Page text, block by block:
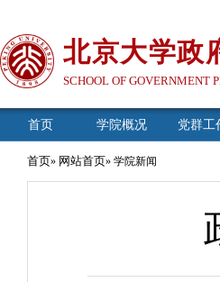
北京大学政
SCHOOL OF GOVERNMENT
首页 学院概况 党群工
首页» 网站首页» 学院新闻